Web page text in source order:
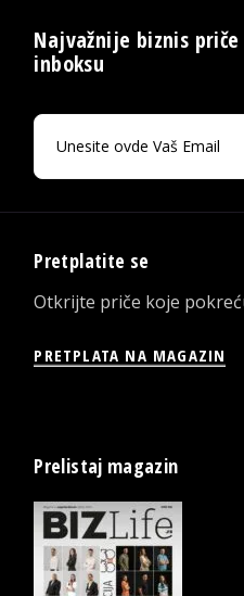
Najvažnije biznis
inboksu
Pretplatite se
Otkrijte priče koje
PRETPLATA NA MAGAZIN
Prelistaj magazin